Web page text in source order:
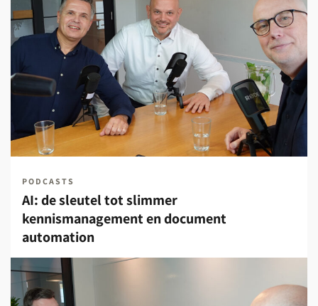
PODCASTS
AI: de sleutel tot slimmer
kennismanagement en document
automation